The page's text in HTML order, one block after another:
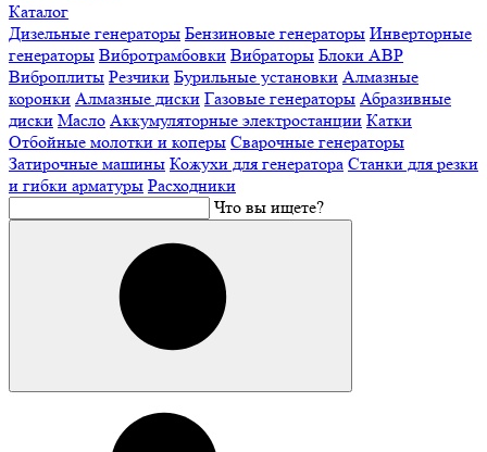
Каталог
Дизельные генераторы Бензиновые генераторы Инверторные
генераторы Вибротрамбовки Вибраторы Блоки АВР
Виброплиты Резчики Бурильные установки Алмазные
коронки Алмазные диски Газовые генераторы Абразивные
диски Масло Аккумуляторные электростанции Катки
Отбойные молотки и коперы Сварочные генераторы
Затирочные машины Кожухи для генератора Станки для резки
и гибки арматуры Расходники
Что вы ищете?